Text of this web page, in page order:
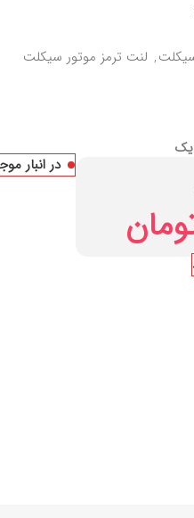
, لنت ترمز موتور سیکلت
یک
در انبار